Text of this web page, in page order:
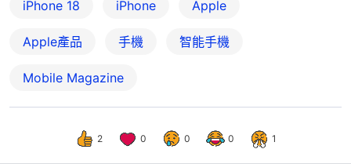
iPhone 18 iPhone Apple
Apple產品 手機 智能手機
Mobile Magazine
2 0 0 0 1